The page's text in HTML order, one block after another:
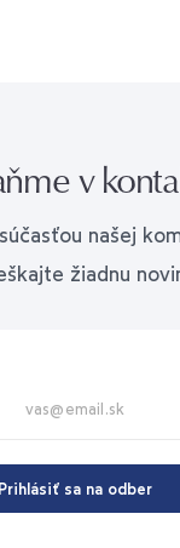
v
našej
žiadnu
Prihlásiť sa na odber